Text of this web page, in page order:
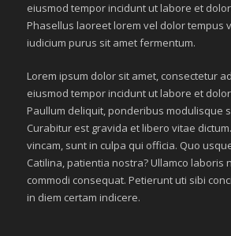
eiusmod tempor incidunt ut labore et
Phasellus laoreet lorem vel dolor tempus
iudicium purus sit amet fermentum.
Lorem ipsum dolor sit amet, consectetur
eiusmod tempor incidunt ut labore et
Paullum deliquit, ponderibus modulisque
Curabitur est gravida et libero vitae
vincam, sunt in culpa qui officia. Quo
Catilina, patientia nostra? Ullamco laboris
commodi consequat. Petierunt uti sibi
in diem certam indicere.